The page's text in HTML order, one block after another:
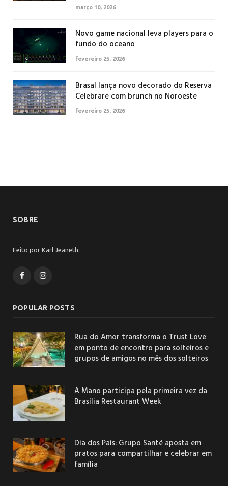
março 10, 2026
Novo game nacional leva players para o
fundo do oceano
fevereiro 25, 2026
Brasal lança novo decorado do Reserva
Celebrare com brunch no Noroeste
fevereiro 25, 2026
SOBRE
Feito por Karl Jeaneth.
FacebookInstagram
POPULAR POSTS
Rua do Amor transforma o Trust Love
em ponto de encontro para solteiros e
grupos de amigos no mês dos solteiros
A Mano participa pela primeira vez da
Brasília Restaurant Week
Dia dos Pais: Grupo Santé aposta em
pratos para compartilhar e celebrar em
família